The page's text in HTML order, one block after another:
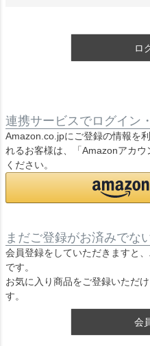
ロ
連携サービスでログイン
Amazon.co.jpにご登録の情報を
れるお客様は、「Amazonアカ
ください。
まだご登録がお済みでな
会員登録をしていただきますと
です。
お気に入り商品をご登録いただ
す。
会